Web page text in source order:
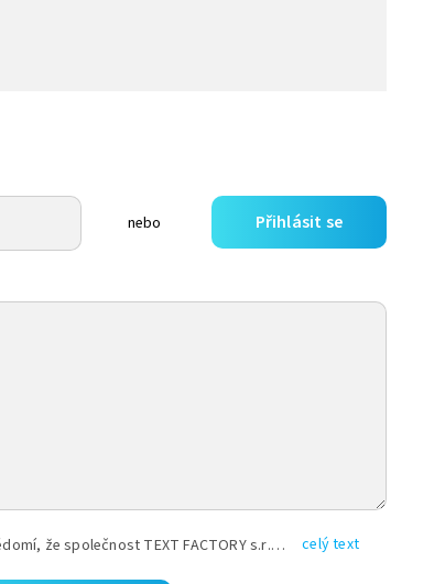
nebo Přihlásit se
Vyplněním shora uvedených údajů beru na vědomí, že společnost TEXT FACTORY s.r.o., sídlem Brno, Durďákova 336/29, Černá Pole, PSČ: 613 00, IČ: 06157831, zapsané u Krajského soudu v Brně, oddíl C, vložka 100399, bude zpracovávat mé osobní údaje uvedené v rámci mnou vyplněného registračního formuláře na základě oprávněných zájmů TEXT FACTORY s.r.o. dle čl. 6 odst. 1 písm. f) GDPR a pro splnění právních povinností (čl. 6 odst. 1 písm. c) GDPR), a to pro tyto účely: nezbytnost zajistit oprávnění návštěvníka webových stránek provozovaných společností TEXT FACTORY s.r.o. přispívat aktivně ke zveřejněným článkům nebo v rámci diskusních fór a výkon práv TEXT FACTORY s.r.o. jako administrátora těchto diskusních fór. Více informací o zpracování osobních údajů a právech lze nalézt v celý text